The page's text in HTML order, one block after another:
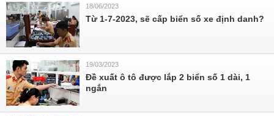
18/06/2023
Từ 1-7-2023, sẽ cấp biển số xe định danh?
19/03/2023
Đề xuất ô tô được lắp 2 biển số 1 dài, 1
ngắn